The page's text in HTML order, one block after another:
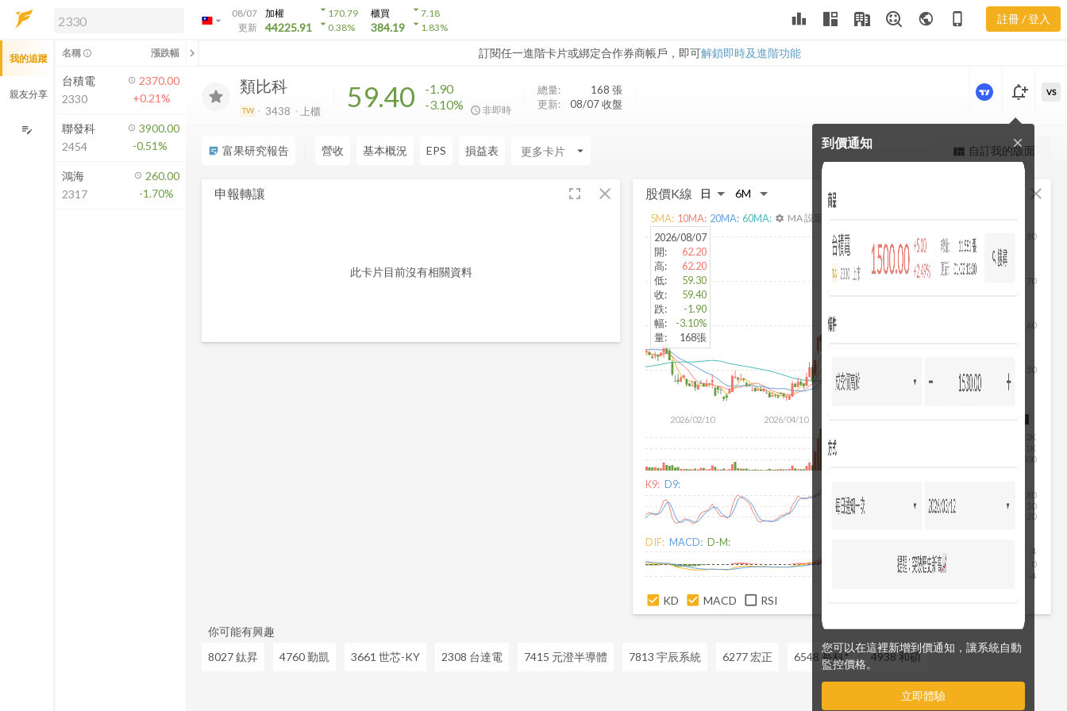
arrow_drop_down
08/07
更新
加權
44225.91
arrow_drop_down170.79
arrow_drop_down0.38%
櫃買
384.19
arrow_drop_down7.18
arrow_drop_down1.83% leaderboard public phone_iphone 註冊 / 登入
訂閱任一進階卡片或綁定合作券商帳戶，即可解鎖即時及進階功能
解鎖即時行情及進階功能
方案」，即可解鎖以下功能：
即時行情
即時市況與排行
成交金額熱力圖
前往方案訂閱
如何綁定合作券商
讓
類比科
TW 3438 上櫃 59.40
-1.90
-3.10%
非即時
總量: 168 張
更新:
08/07 收盤
更強大的進階價量圖表
notification_add
到價通知
您可以在這裡新增到價通知，讓系統自動
監控價格。
立即體驗
close
VS
sticky_note_2 富果研究報告 營收 基本概況 EPS 損益表 arrow_drop_down view_quilt 自訂我的版面
申報轉讓 fullscreen close
此卡片目前沒有相關資料
股價K線 close
2026/02/10 2026/04/10
50
60
70
80
2026/08/07
500
1K
2K
2026/08/07
開:
62.20
高:
62.20
低:
59.30
收:
59.40
跌:
-1.90
幅:
-3.10%
量: 168張
5MA: 10MA: 20MA: 60MA: settings MA 設定
K9: D9:
20
50
80
DIF: MACD: D-M:
-4
0
4
KD MACD RSI
你可能有興趣
8027 鈦昇
4760 勤凱 3661 世芯-KY 2308 台達電 7415 元澄半導體 7813 宇辰系統 6277 宏正 6548 長科* 4938 和碩
我的追蹤
親友分享
edit_note
名稱 info_outline 漲跌幅 chevron_left
台積電
2330
2370.00
+0.21%
聯發科
2454
3900.00
-0.51%
鴻海
2317
260.00
-1.70%